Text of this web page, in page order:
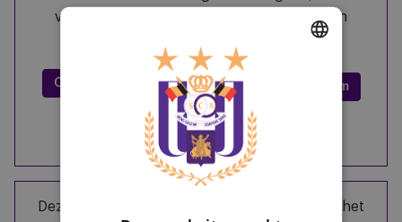
volgende kan opslaan
cookies waar je geen
toestemming voor hebt gegeven.
Cookies accepteren Bekijk op Instagram
Meer informatie
Deze inhoud is afkomstig van Instagram, dat het